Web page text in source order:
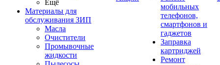
Ещё
Материалы для
обслуживания ЗИП
Масла
Очистители
Промывочные
жидкости
мобильных
телефонов,
смартфонов и
гаджетов
Заправка
картриджей
Ремонт